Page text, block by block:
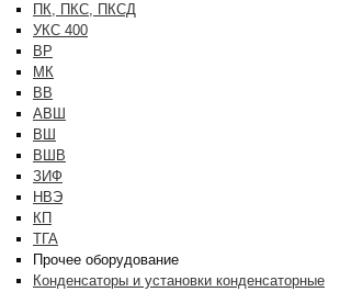
ПК, ПКС, ПКСД
УКС 400
ВР
МК
ВВ
АВШ
ВШ
ВШВ
ЗИФ
НВЭ
КП
ТГА
Прочее оборудование
Конденсаторы и установки конденсаторные